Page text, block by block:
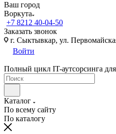
Ваш город
Воркута
+7 8212 40-04-50
Заказать звонок
г. Сыктывкар, ул.
Войти
Полный цикл IT-аутсорсинга
Каталог
По всему сайту
По каталогу